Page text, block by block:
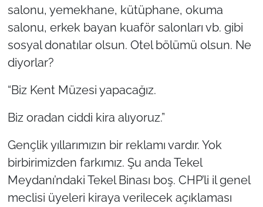
salonu, yemekhane, kütüphane, okuma
salonu, erkek bayan kuaför salonları vb. gibi
sosyal donatılar olsun. Otel bölümü olsun. Ne
diyorlar?
“Biz Kent Müzesi yapacağız.
Biz oradan ciddi kira alıyoruz.”
Gençlik yıllarımızın bir reklamı vardır. Yok
birbirimizden farkımız. Şu anda Tekel
Meydanı’ndaki Tekel Binası boş. CHP’li il genel
meclisi üyeleri kiraya verilecek açıklaması
Dış Haberler
Magazin
İş Dünyası
Bilim Teknoloji
Canlı Maç
Finans